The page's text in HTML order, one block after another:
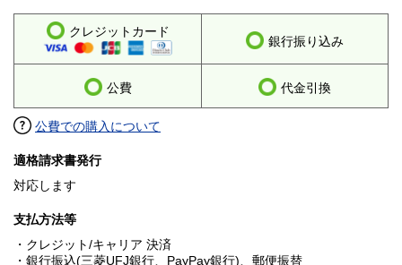
クレジットカード
銀行振り込み
公費 代金引換
公費での購入について
適格請求書発行
対応します
支払方法等
・クレジット/キャリア 決済
・銀行振込(三菱UFJ銀行、PayPay銀行)、郵便振替